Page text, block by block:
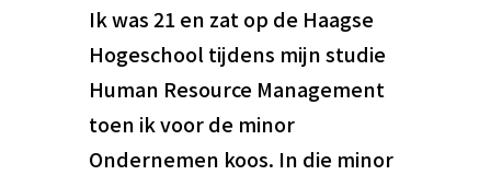
Ik was 21 en zat op de Haagse
Hogeschool tijdens mijn studie
Human Resource Management
toen ik voor de minor
Ondernemen koos. In die minor